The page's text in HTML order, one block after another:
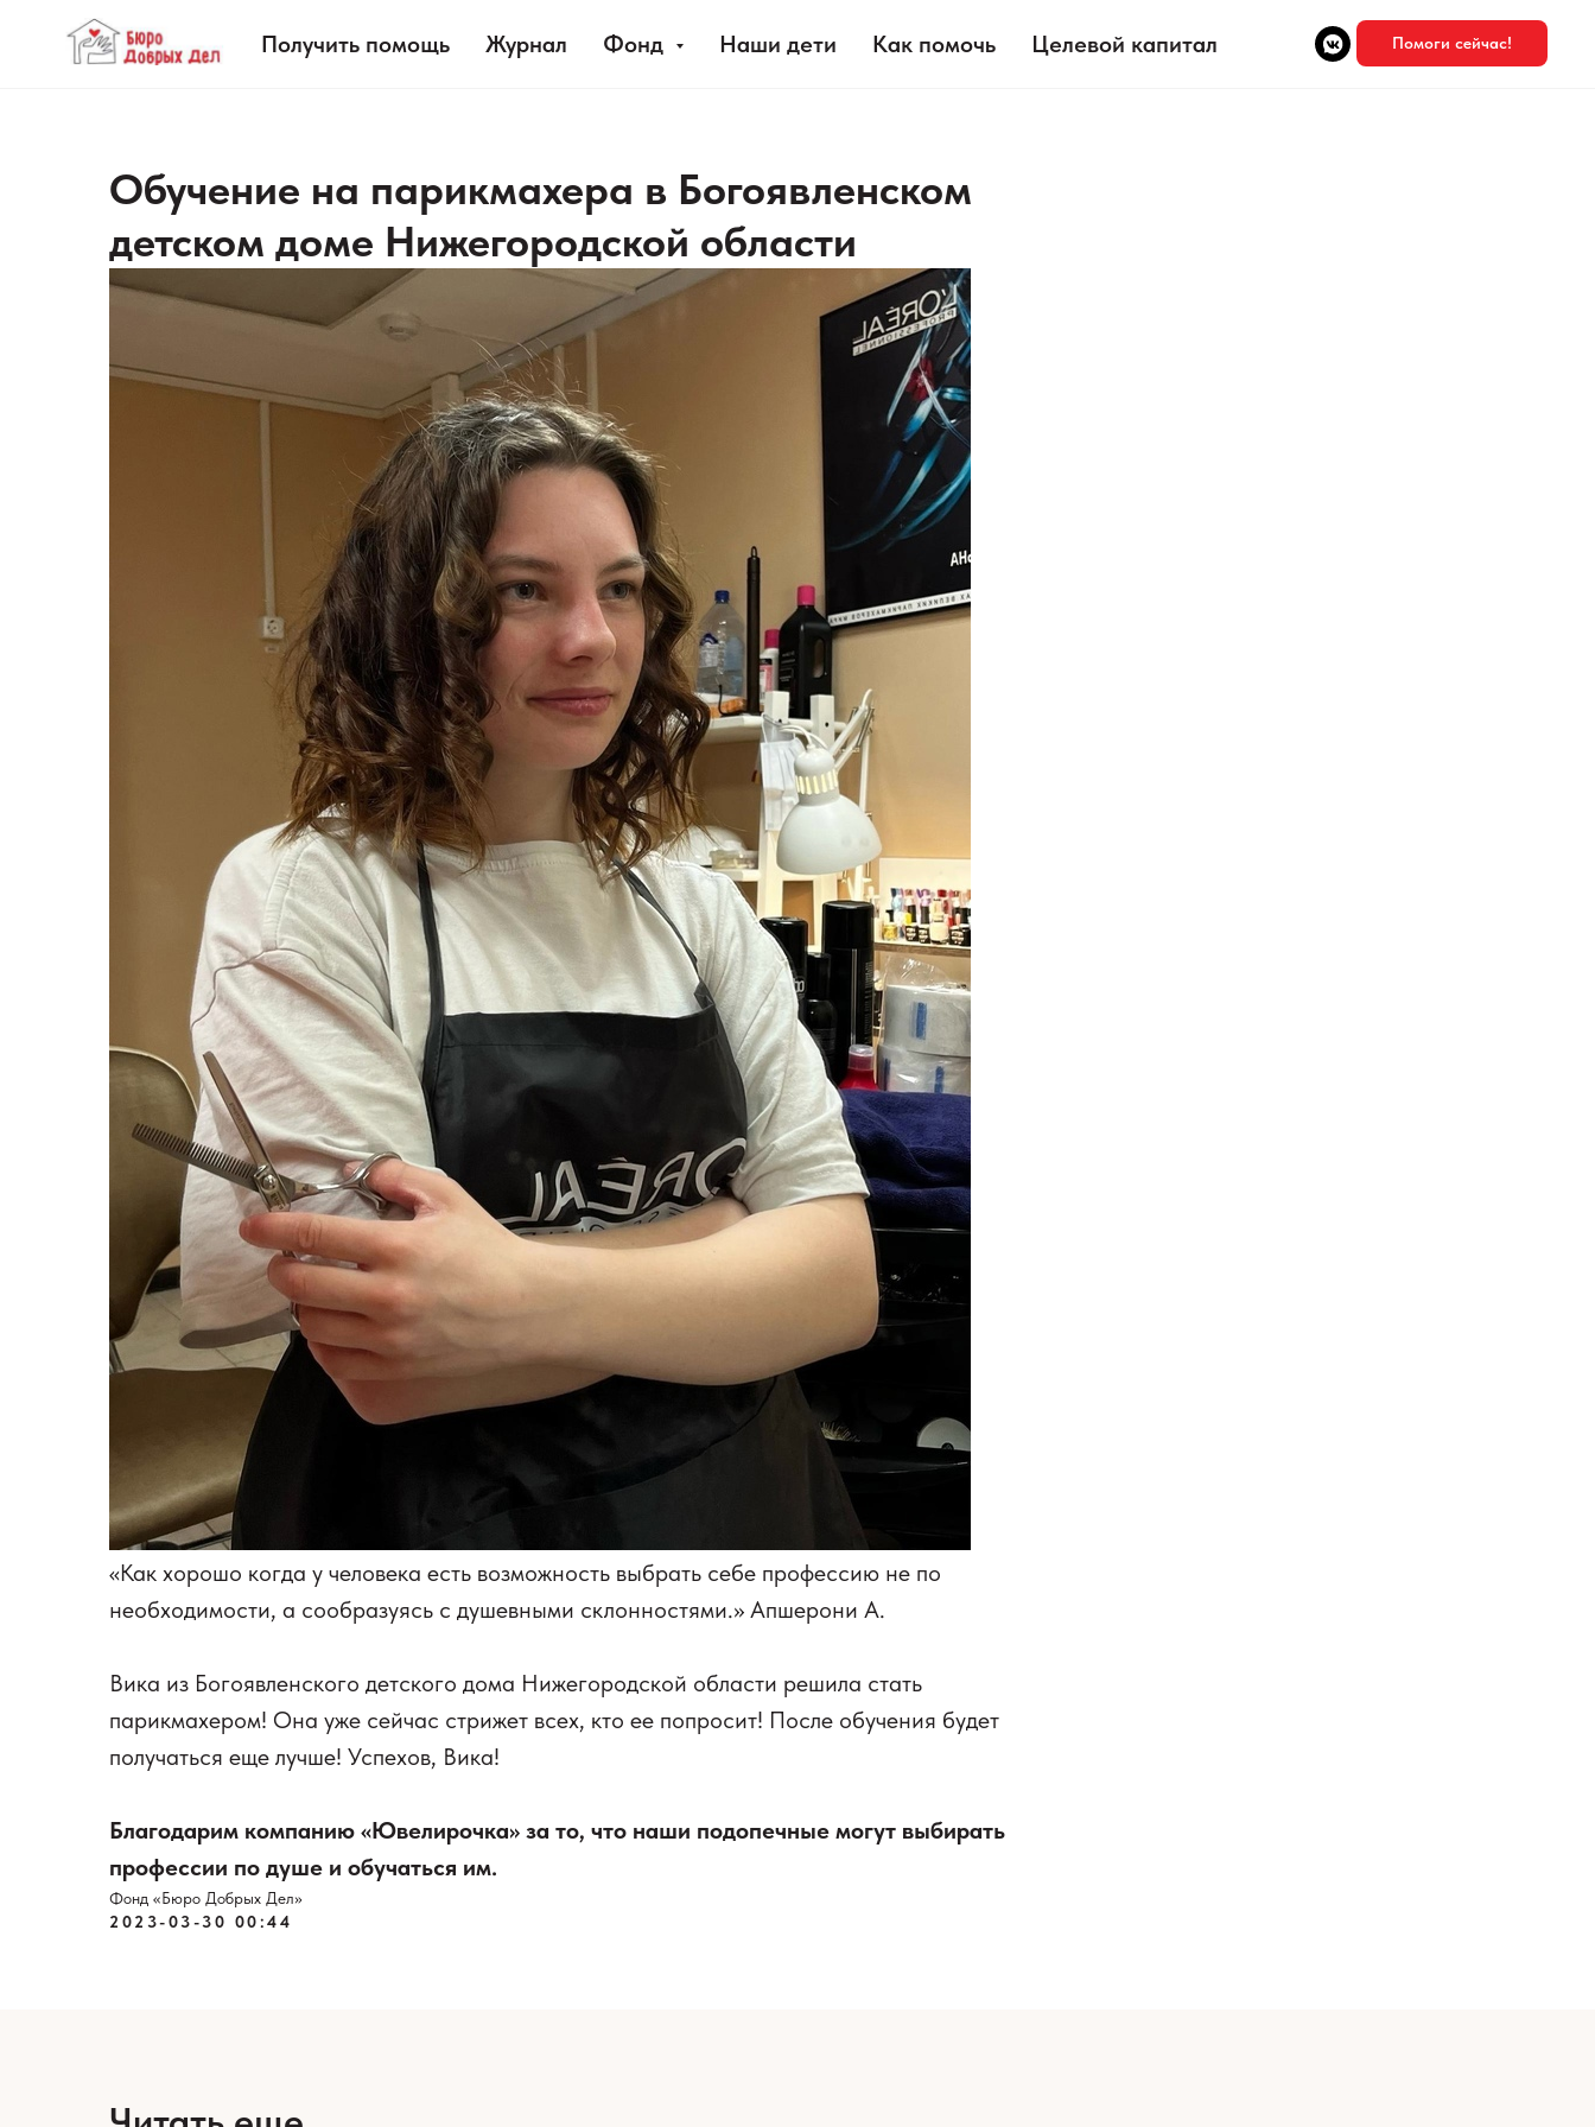
Получить помощь Журнал Фонд Наши дети Как помочь Целевой капитал Помоги сейчас!
Обучение на парикмахера в Богоявленском
детском доме Нижегородской области
«Как хорошо когда у человека есть возможность выбрать себе профессию не по
необходимости, а сообразуясь с душевными склонностями.» Апшерони А.
Вика из Богоявленского детского дома Нижегородской области решила стать
парикмахером! Она уже сейчас стрижет всех, кто ее попросит! После обучения будет
получаться еще лучше! Успехов, Вика!
Благодарим компанию «Ювелирочка» за то, что наши подопечные могут выбирать
профессии по душе и обучаться им.
Фонд «Бюро Добрых Дел»
2023-03-30 00:44